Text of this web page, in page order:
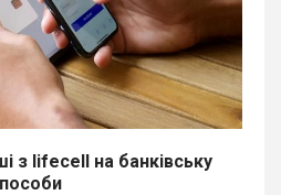
з lifecell на банківську